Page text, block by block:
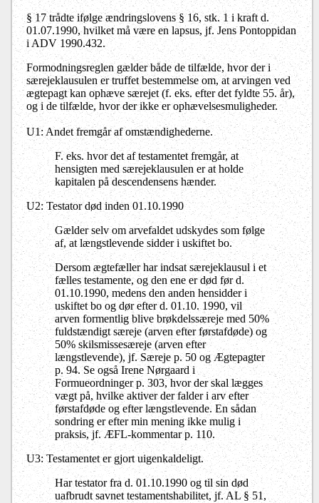
§ 17 trådte ifølge ændringslovens § 16, stk. 1 i kraft d.
01.07.1990, hvilket må være en lapsus, jf. Jens Pontoppidan
i ADV 1990.432.
Formodningsreglen gælder både de tilfælde, hvor der i
særejeklausulen er truffet bestemmelse om, at arvingen ved
ægtepagt kan ophæve særejet (f. eks. efter det fyldte 55. år),
og i de tilfælde, hvor der ikke er ophævelsesmuligheder.
U1: Andet fremgår af omstændighederne.
F. eks. hvor det af testamentet fremgår, at
hensigten med særejeklausulen er at holde
kapitalen på descendensens hænder.
U2: Testator død inden 01.10.1990
Gælder selv om arvefaldet udskydes som følge
af, at længstlevende sidder i uskiftet bo.
Dersom ægtefæller har indsat særejeklausul i et
fælles testamente, og den ene er død før d.
01.10.1990, medens den anden hensidder i
uskiftet bo og dør efter d. 01.10. 1990, vil
arven formentlig blive brøkdelssæreje med 50%
fuldstændigt særeje (arven efter førstafdøde) og
50% skilsmissesæreje (arven efter
længstlevende), jf. Særeje p. 50 og Ægtepagter
p. 94. Se også Irene Nørgaard i
Formueordninger p. 303, hvor der skal lægges
vægt på, hvilke aktiver der falder i arv efter
førstafdøde og efter længstlevende. En sådan
sondring er efter min mening ikke mulig i
praksis, jf. ÆFL-kommentar p. 110.
U3: Testamentet er gjort uigenkaldeligt.
Har testator fra d. 01.10.1990 og til sin død
uafbrudt savnet testamentshabilitet, jf. AL § 51,